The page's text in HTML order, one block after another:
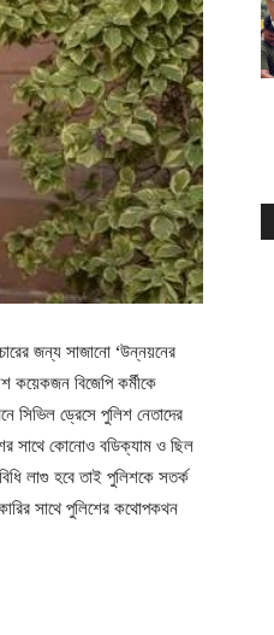
জন্য সাজানো ‘উন্নয়নের
কয়েকজন বিজেপি কর্মীকে
ড্রেসে পুলিশ নেতাদের
সাথে কোনোও বডিক্যাম ও ছিল
লাগু হবে তাই পুলিশকে সতর্ক
সাথে পুলিশের কথোপকথন